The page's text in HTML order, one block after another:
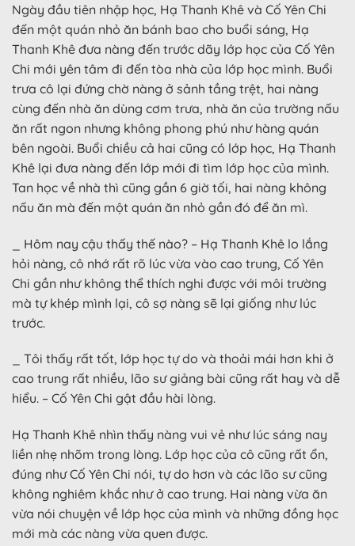
Ngày đầu tiên nhập học, Hạ Thanh Khê và Cố Yên Chi
đến một quán nhỏ ăn bánh bao cho buổi sáng, Hạ
Thanh Khê đưa nàng đến trước dãy lớp học của Cố Yên
Chi mới yên tâm đi đến tòa nhà của lớp học mình. Buổi
trưa cô lại đứng chờ nàng ở sảnh tầng trệt, hai nàng
cùng đến nhà ăn dùng cơm trưa, nhà ăn của trường nấu
ăn rất ngon nhưng không phong phú như hàng quán
bên ngoài. Buổi chiều cả hai cũng có lớp học, Hạ Thanh
Khê lại đưa nàng đến lớp mới đi tìm lớp học của mình.
Tan học về nhà thì cũng gần 6 giờ tối, hai nàng không
nấu ăn mà đến một quán ăn nhỏ gần đó để ăn mì.
_ Hôm nay cậu thấy thế nào? – Hạ Thanh Khê lo lắng
hỏi nàng, cô nhớ rất rõ lúc vừa vào cao trung, Cố Yên
Chi gần như không thể thích nghi được với môi trường
mà tự khép mình lại, cô sợ nàng sẽ lại giống như lúc
trước.
_ Tôi thấy rất tốt, lớp học tự do và thoải mái hơn khi ở
cao trung rất nhiều, lão sư giảng bài cũng rất hay và dễ
hiểu. – Cố Yên Chi gật đầu hài lòng.
Hạ Thanh Khê nhìn thấy nàng vui vẻ như lúc sáng nay
liền nhẹ nhõm trong lòng. Lớp học của cô cũng rất ổn,
đúng như Cố Yên Chi nói, tự do hơn và các lão sư cũng
không nghiêm khắc như ở cao trung. Hai nàng vừa ăn
vừa nói chuyện về lớp học của mình và những đồng học
mới mà các nàng vừa quen được.